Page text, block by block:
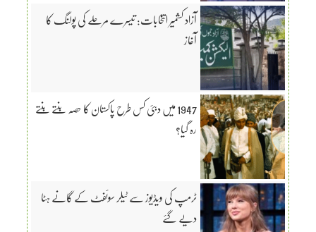
آزاد کشمیر انتخابات: تیسرے مرحلے کی پولنگ کا
آغاز
1947 میں دبئی کس طرح پاکستان کا حصہ بنتے بنتے
رہ گیا؟
ٹرمپ کی ویڈیوز سے ٹیلر سوئفٹ کے گانے ہٹا
دیے گئے